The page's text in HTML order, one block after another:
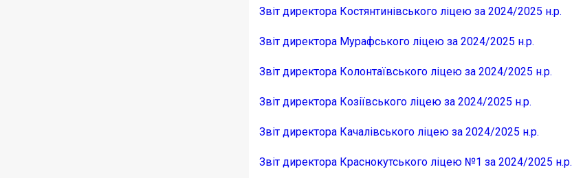
Звіт директора Костянтинівського ліцею за 2024/2025 н.р.
Звіт директора Мурафського ліцею за 2024/2025 н.р.
Звіт директора Колонтаївського ліцею за 2024/2025 н.р.
Звіт директора Козіївського ліцею за 2024/2025 н.р.
Звіт директора Качалівського ліцею за 2024/2025 н.р.
Звіт директора Краснокутського ліцею №1 за 2024/2025 н.р.